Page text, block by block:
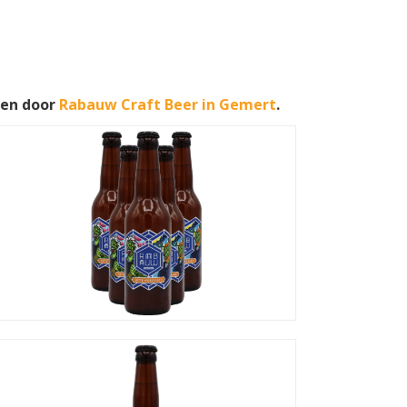
door Rabauw Craft Beer in Gemert.